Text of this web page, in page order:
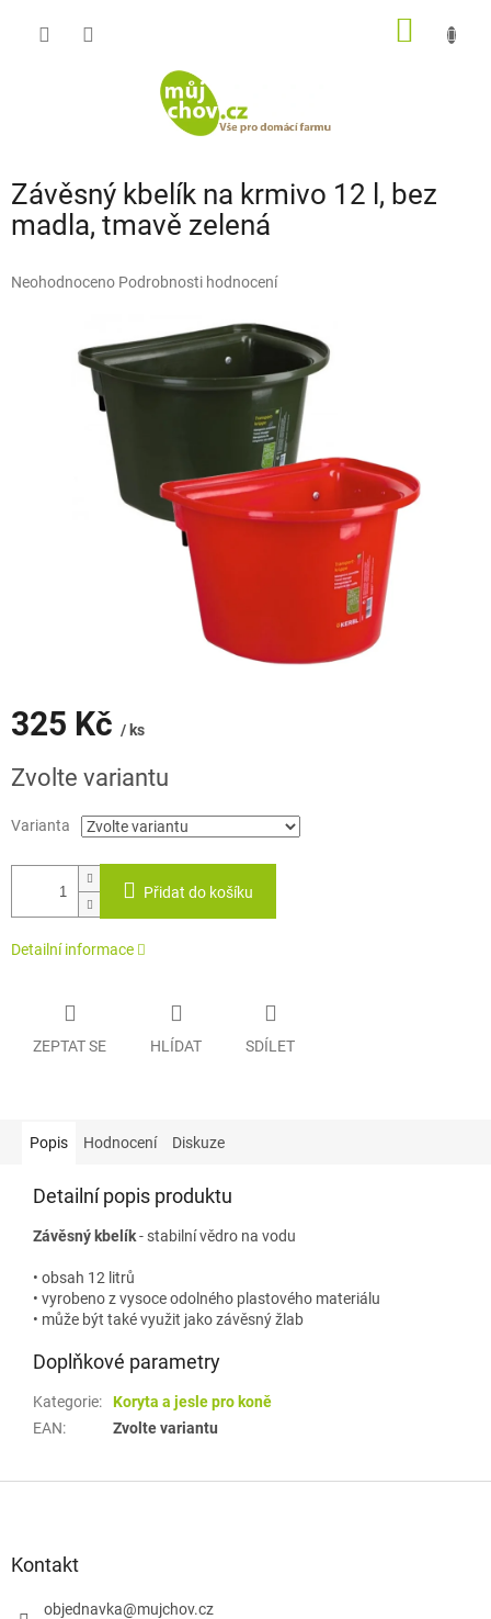
Závěsný kbelík na krmivo 12 l, bez
madla, tmavě zelená
Průměrné
Neohodnoceno Podrobnosti hodnocení
325 Kč / ks
cena:
Zvolte variantu
Varianta
Přidat do košíku
Detailní informace
ZEPTAT SE HLÍDAT SDÍLET
Popis Hodnocení Diskuze
Detailní popis produktu
Závěsný kbelík- stabilnívědro na vodu
• obsah 12 litrů
• vyrobeno z vysoce odolného plastového materiálu
• může být také využit jako závěsný žlab
Doplňkové parametry
Kategorie:
Koryta a jesle pro koně
EAN: Zvolte variantu
Kontakt
objednavka@mujchov.cz